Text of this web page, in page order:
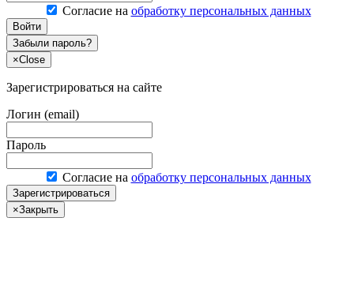
Согласие на обработку персональных данных
Войти
Забыли пароль?
×Close
Зарегистрироваться на сайте
Логин (email)
Пароль
Согласие на обработку персональных данных
Зарегистрироваться
×Закрыть